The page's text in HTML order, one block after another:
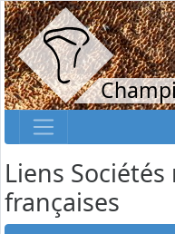
Liens
françaises